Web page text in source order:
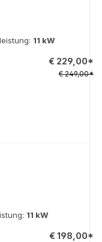
11 kW
€ 229,00*
€ 249,00*
11 kW
€ 198,00*